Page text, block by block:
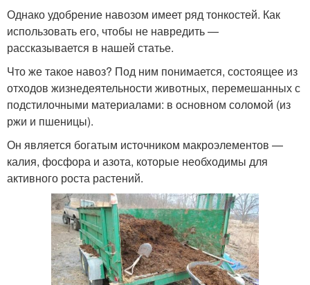
Однако удобрение навозом имеет ряд тонкостей. Как
использовать его, чтобы не навредить —
рассказывается в нашей статье.
Что же такое навоз? Под ним понимается, состоящее из
отходов жизнедеятельности животных, перемешанных с
подстилочными материалами: в основном соломой (из
ржи и пшеницы).
Он является богатым источником макроэлементов —
калия, фосфора и азота, которые необходимы для
активного роста растений.